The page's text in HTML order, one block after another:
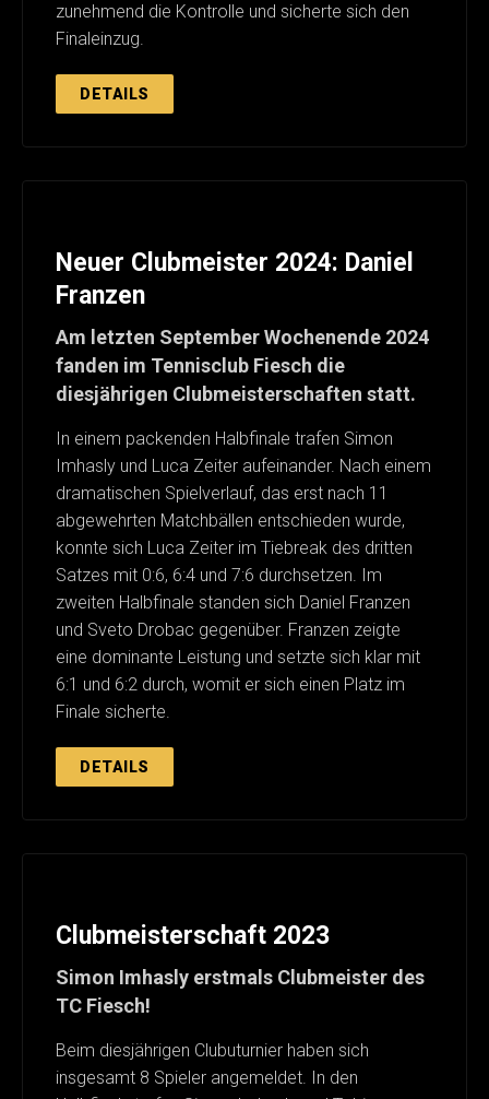
zunehmend die Kontrolle und sicherte sich den
Finaleinzug.
DETAILS
Neuer Clubmeister 2024: Daniel
Franzen
Am letzten September Wochenende 2024
fanden im Tennisclub Fiesch die
diesjährigen Clubmeisterschaften statt.
In einem packenden Halbfinale trafen Simon
Imhasly und Luca Zeiter aufeinander. Nach einem
dramatischen Spielverlauf, das erst nach 11
abgewehrten Matchbällen entschieden wurde,
konnte sich Luca Zeiter im Tiebreak des dritten
Satzes mit 0:6, 6:4 und 7:6 durchsetzen. Im
zweiten Halbfinale standen sich Daniel Franzen
und Sveto Drobac gegenüber. Franzen zeigte
eine dominante Leistung und setzte sich klar mit
6:1 und 6:2 durch, womit er sich einen Platz im
Finale sicherte.
DETAILS
Clubmeisterschaft 2023
Simon Imhasly erstmals Clubmeister des
TC Fiesch!
Beim diesjährigen Clubuturnier haben sich
insgesamt 8 Spieler angemeldet. In den